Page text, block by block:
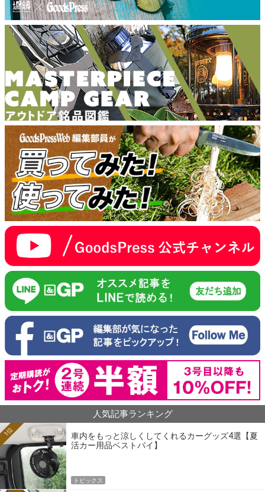
人気記事ランキング
車内をもっと涼しくしてくれるカーグッズ4選【夏
活カー用品ベストバイ】
1位
トピックス